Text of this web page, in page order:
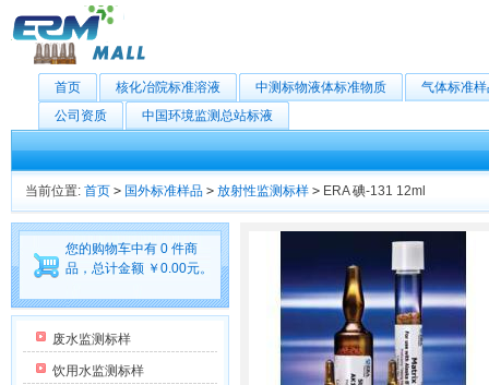
首页 核化冶院标准溶液 中测标物液体标准物质
气体标准
公司资质
中国环境监测总站标液
当前位置: 首页 > 国外标准样品 > 放射性监测标样 > ERA 碘-131 12ml
您的购物车中有 0 件商
品，总计金额 ￥0.00元。
废水监测标样
饮用水监测标样